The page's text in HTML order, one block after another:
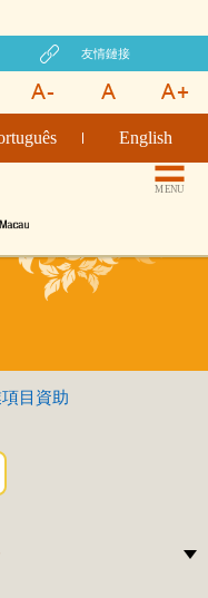
友情鏈接
English
MENU
目資助